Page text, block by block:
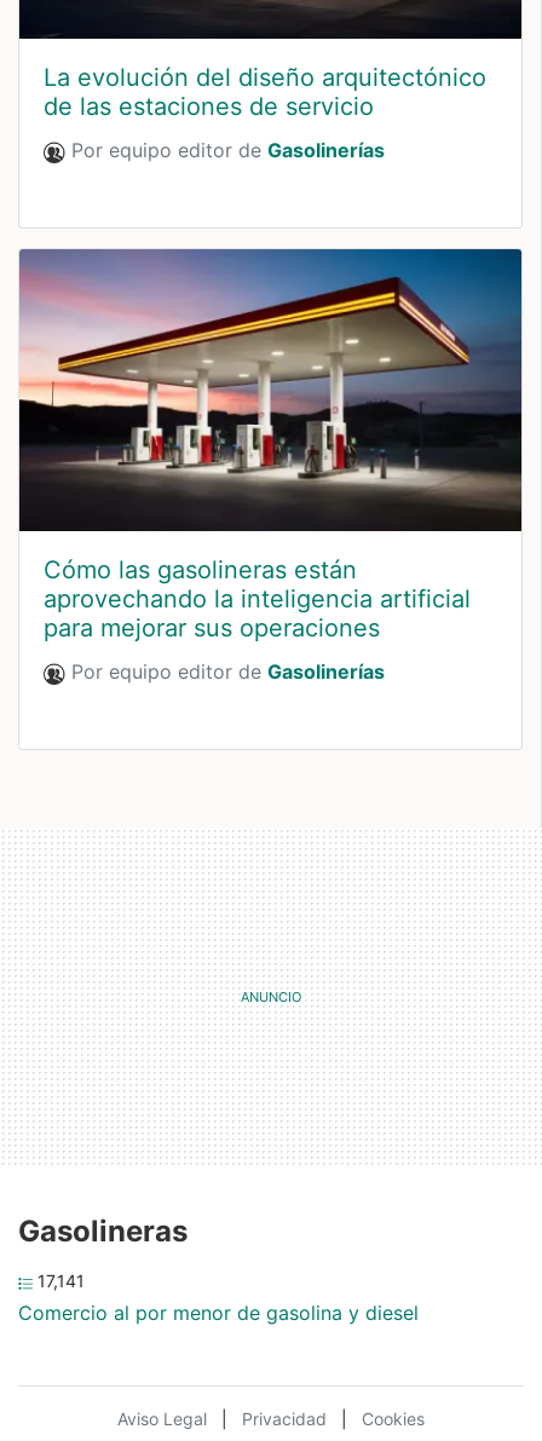
La evolución del diseño arquitectónico
de las estaciones de servicio
Por equipo editor de Gasolinerías
Cómo las gasolineras están
aprovechando la inteligencia artificial
para mejorar sus operaciones
Por equipo editor de Gasolinerías
Gasolineras
17,141
Comercio al por menor de gasolina y diesel
Aviso Legal Privacidad Cookies